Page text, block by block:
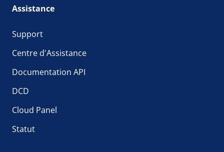
Assistance
Support
Centre d'Assistance
Documentation API
DCD
Cloud Panel
Statut